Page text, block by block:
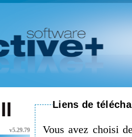
v5.29.79
Liens de
Vous avez choisi